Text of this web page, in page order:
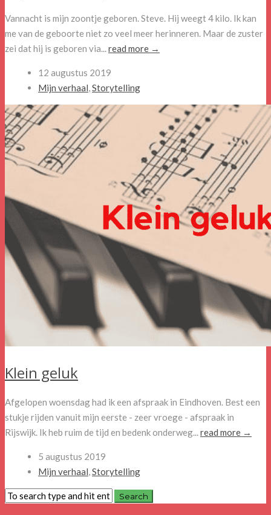
Vannacht is mijn zoontje geboren. Steve. Hij weegt 4 kilo. Ik kan
me van de geboorte niet zo veel meer herinneren. Maar de zuster
zei dat hij is geboren via...read more →
12 augustus 2019
Mijn verhaal,Storytelling
Klein geluk
Afgelopen woensdag had ik een afspraak in Eindhoven. Best een
stukje rijden vanuit mijn eerste - zeer vroege - afspraak in
Rijswijk. Ik heb ruim de tijd en bedenk onderweg...read more →
5 augustus 2019
Mijn verhaal,Storytelling